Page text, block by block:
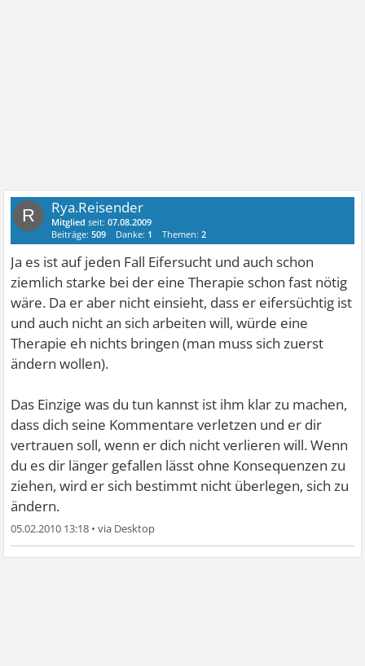
R Rya.Reisender
Mitglied seit:07.08.2009
Beiträge:509 Danke: 1 Themen:2
Ja es ist auf jeden Fall Eifersucht und auch schon
ziemlich starke bei der eine Therapie schon fast nötig
wäre. Da er aber nicht einsieht, dass er eifersüchtig ist
und auch nicht an sich arbeiten will, würde eine
Therapie eh nichts bringen (man muss sich zuerst
ändern wollen).
Das Einzige was du tun kannst ist ihm klar zu machen,
dass dich seine Kommentare verletzen und er dir
vertrauen soll, wenn er dich nicht verlieren will. Wenn
du es dir länger gefallen lässt ohne Konsequenzen zu
ziehen, wird er sich bestimmt nicht überlegen, sich zu
ändern.
05.02.2010 13:18 •